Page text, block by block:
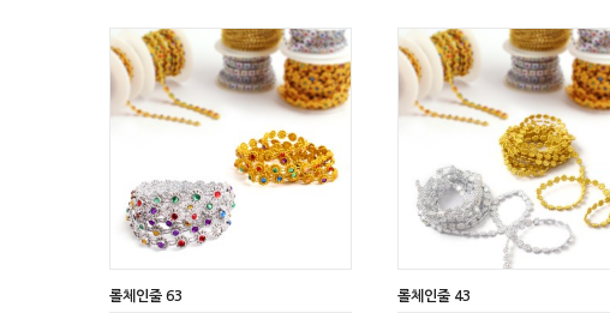
롤체인줄 63 롤체인줄 43